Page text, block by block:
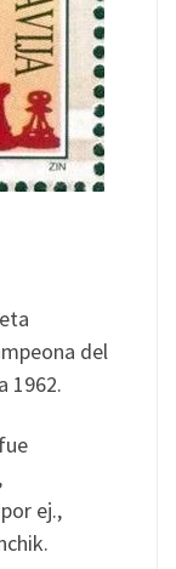
del
1962.
ej.,